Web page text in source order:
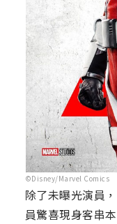
©Disney/Marvel Comics
除了未曝光演員
員驚喜現身客串